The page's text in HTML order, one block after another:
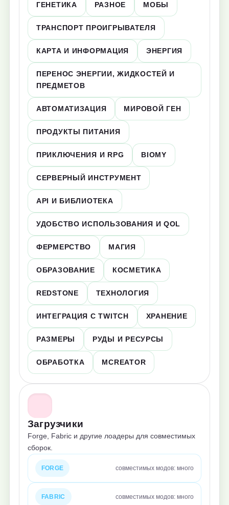
ГЕНЕТИКА РАЗНОЕ МОБЫ
ТРАНСПОРТ ПРОИГРЫВАТЕЛЯ
КАРТА И ИНФОРМАЦИЯ ЭНЕРГИЯ
ПЕРЕНОС ЭНЕРГИИ, ЖИДКОСТЕЙ И
ПРЕДМЕТОВ
АВТОМАТИЗАЦИЯ МИРОВОЙ ГЕН
ПРОДУКТЫ ПИТАНИЯ
ПРИКЛЮЧЕНИЯ И RPG BIOMY
СЕРВЕРНЫЙ ИНСТРУМЕНТ
API И БИБЛИОТЕКА
УДОБСТВО ИСПОЛЬЗОВАНИЯ И QOL
ФЕРМЕРСТВО МАГИЯ
ОБРАЗОВАНИЕ КОСМЕТИКА
REDSTONE ТЕХНОЛОГИЯ
ИНТЕГРАЦИЯ С TWITCH ХРАНЕНИЕ
РАЗМЕРЫ РУДЫ И РЕСУРСЫ
ОБРАБОТКА MCREATOR
Загрузчики
Forge, Fabric и другие лоадеры для совместимых
сборок.
FORGE совместимых модов: много
FABRIC совместимых модов: много